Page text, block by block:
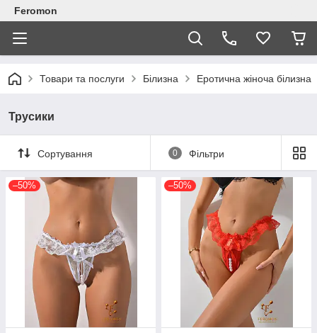
Feromon
Товари та послуги Білизна Еротична жіноча білизна
Трусики
Сортування 0 Фільтри
–50% –50%